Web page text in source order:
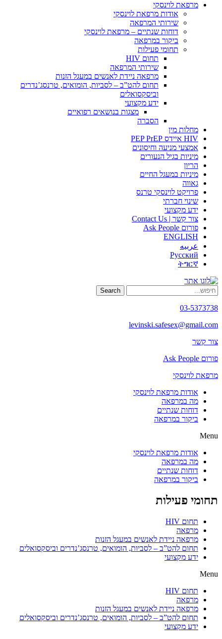
מרפאת לוינסקי
אודות מרפאת לוינסקי
שירותי המרפאה
דוחות שנתיים – מרפאת לוינסקי
ביקור במרפאה
תחומי פעילות
תחום HIV
שירותי המרפאה
מרפאה ניידת לאנשים במעגל הזנות
תחום להט”ב – לסביות, הומואים, טרנסג’נדרים
וביסקסואלים
ידע מקצועי
מצגות בנושאים רפואיים
הסברה
מחלות מין
HIV איידס PEP PrEP
אמצעי מניעה וחיסונים
מיניות בגיל הנעורים
הריון
מיניות במעגל החיים
גאווה
פרויקט לוינסקי טרנס
שינוי חברתי
ידע מקצועי
צור קשר | Contact Us
פורום Ask People
ENGLISH
عربيه
Русский
ትግርኛ
Search
03-5373738
levinski.safesex@gmail.com
צור קשר
פורום Ask People
מרפאת לוינסקי
אודות מרפאת לוינסקי
מה במרפאה
דוחות שנתיים
ביקור במרפאה
Menu
אודות מרפאת לוינסקי
מה במרפאה
דוחות שנתיים
ביקור במרפאה
תחומי פעילות
תחום HIV
מרפאה
מרפאה ניידת לאנשים במעגל הזנות
תחום להט”ב – לסביות, הומואים, טרנסג’נדרים וביסקסואלים
ידע מקצועי
Menu
תחום HIV
מרפאה
מרפאה ניידת לאנשים במעגל הזנות
תחום להט”ב – לסביות, הומואים, טרנסג’נדרים וביסקסואלים
ידע מקצועי